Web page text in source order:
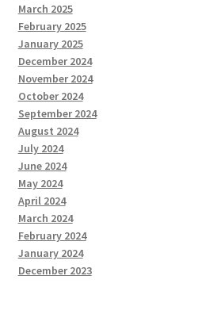
March 2025
February 2025
January 2025
December 2024
November 2024
October 2024
September 2024
August 2024
July 2024
June 2024
May 2024
April 2024
March 2024
February 2024
January 2024
December 2023